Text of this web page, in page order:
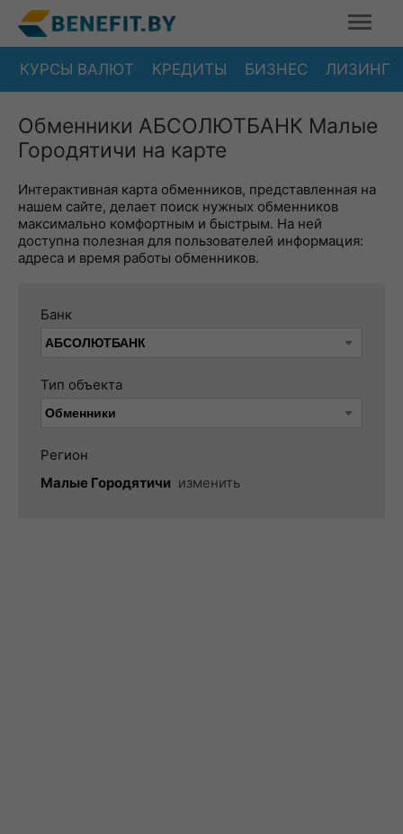
КУРСЫ ВАЛЮТ КРЕДИТЫ БИЗНЕС ЛИЗИНГ
Обменники АБСОЛЮТБАНК Малые
Городятичи на карте
Интерактивная карта обменников, представленная на
нашем сайте, делает поиск нужных обменников
максимально комфортным и быстрым. На ней
доступна полезная для пользователей информация:
адреса и время работы обменников.
Банк
Тип объекта
Регион
Малые Городятичи изменить